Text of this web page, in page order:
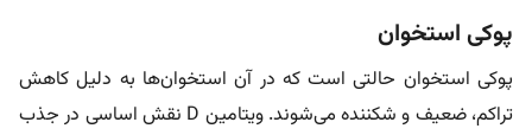
پوکی استخوان
پوکی استخوان حالتی است که در آن استخوان‌ها به دلیل کاهش
تراکم، ضعیف و شکننده می‌شوند. ویتامین D نقش اساسی در جذب